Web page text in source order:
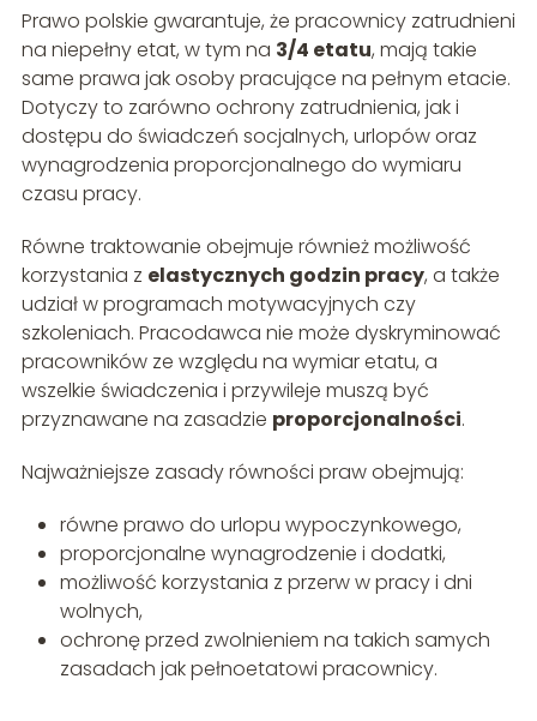
Prawo polskie gwarantuje, że pracownicy zatrudnieni
na niepełny etat, w tym na 3/4 etatu, mają takie
same prawa jak osoby pracujące na pełnym etacie.
Dotyczy to zarówno ochrony zatrudnienia, jak i
dostępu do świadczeń socjalnych, urlopów oraz
wynagrodzenia proporcjonalnego do wymiaru
czasu pracy.
Równe traktowanie obejmuje również możliwość
korzystania z elastycznych godzin pracy, a także
udział w programach motywacyjnych czy
szkoleniach. Pracodawca nie może dyskryminować
pracowników ze względu na wymiar etatu, a
wszelkie świadczenia i przywileje muszą być
przyznawane na zasadzie proporcjonalności.
Najważniejsze zasady równości praw obejmują:
równe prawo do urlopu wypoczynkowego,
proporcjonalne wynagrodzenie i dodatki,
możliwość korzystania z przerw w pracy i dni
wolnych,
ochronę przed zwolnieniem na takich samych
zasadach jak pełnoetatowi pracownicy.